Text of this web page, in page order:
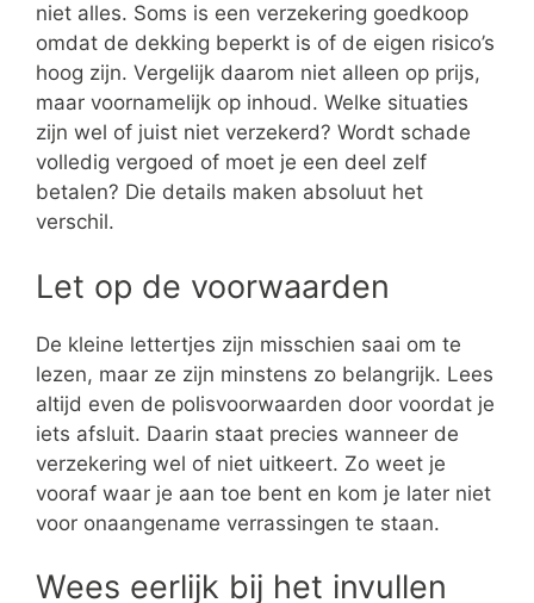
niet alles. Soms is een verzekering goedkoop
omdat de dekking beperkt is of de eigen risico’s
hoog zijn. Vergelijk daarom niet alleen op prijs,
maar voornamelijk op inhoud. Welke situaties
zijn wel of juist niet verzekerd? Wordt schade
volledig vergoed of moet je een deel zelf
betalen? Die details maken absoluut het
verschil.
Let op de voorwaarden
De kleine lettertjes zijn misschien saai om te
lezen, maar ze zijn minstens zo belangrijk. Lees
altijd even de polisvoorwaarden door voordat je
iets afsluit. Daarin staat precies wanneer de
verzekering wel of niet uitkeert. Zo weet je
vooraf waar je aan toe bent en kom je later niet
voor onaangename verrassingen te staan.
Wees eerlijk bij het invullen